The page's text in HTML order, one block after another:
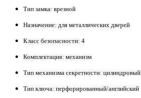
Тип замка: врезной
Назначение: для металлических дверей
Класс безопасности: 4
Комплектация: механизм
Тип механизма секретности: цилиндровый
Тип ключа: перфорированный/английский